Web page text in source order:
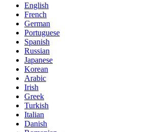
English
French
German
Portuguese
Spanish
Russian
Japanese
Korean
Arabic
Irish
Greek
Turkish
Italian
Danish